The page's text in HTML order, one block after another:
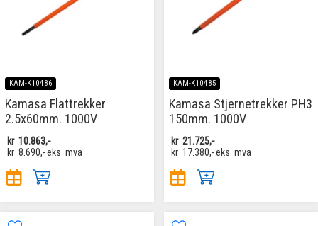
KAM-K10486
Kamasa Flattrekker
2.5x60mm. 1000V
kr 10.863,-
kr 8.690,-eks. mva
KAM-K10485
Kamasa Stjernetrekker PH3
150mm. 1000V
kr 21.725,-
kr 17.380,-eks. mva